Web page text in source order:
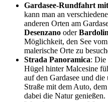
Gardasee-Rundfahrt
kann man an
anderen Orten am
Desenzano oder
Möglichkeit, den See
malerische Orte zu
Strada Panoramica: Die
Hügel hinter Malcesine
auf den Gardasee und
Straße mit dem Auto,
dabei die Natur genießen.